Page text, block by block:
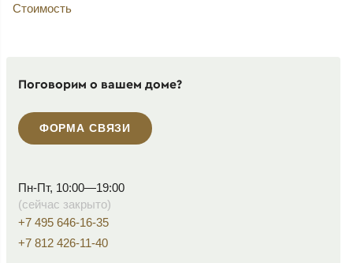
Стоимость
Поговорим о вашем доме?
ФОРМА СВЯЗИ
Пн-Пт, 10:00—19:00
(сейчас закрыто)
+7 495 646-16-35
+7 812 426-11-40